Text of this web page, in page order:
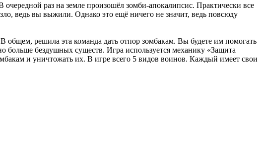
очередной раз на земле произошёл зомби-апокалипсис. Практически все
ведь вы выжили. Однако это ещё ничего не значит, ведь повсюду
общем, решила эта команда дать отпор зомбакам. Вы будете им помогать
бездушных существ. Игра используется механику «Защита
и уничтожать их. В игре всего 5 видов воинов. Каждый имеет свои